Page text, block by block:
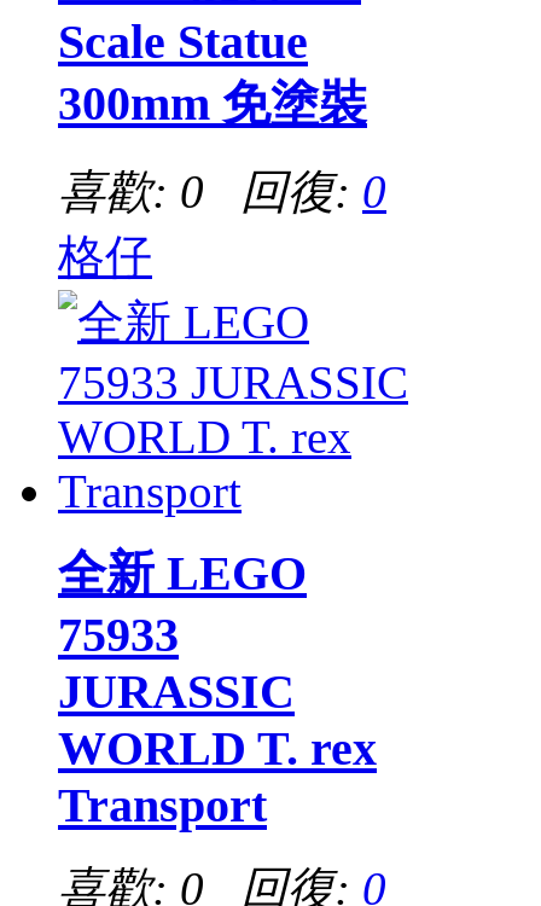
Scale Statue
300mm 免塗裝
喜歡: 0 回復: 0
格仔
全新 LEGO
75933
JURASSIC
WORLD T. rex
Transport
喜歡: 0 回復: 0